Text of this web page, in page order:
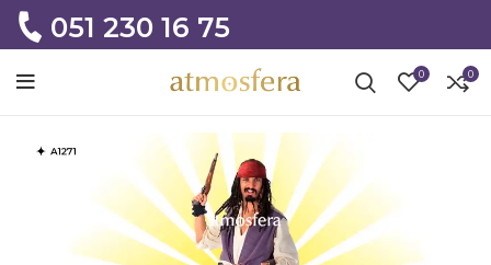
051 230 16 75
0 0